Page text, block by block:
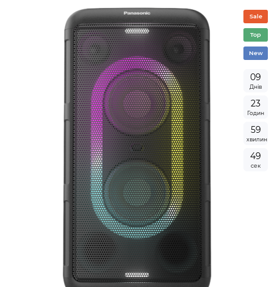
Sale
Top
New
09
Днів
23
Годин
59
хвилин
48
сек